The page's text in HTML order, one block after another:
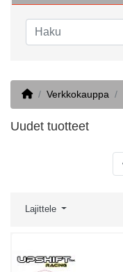
HomeVerkkokauppa
Uudet tuotteet
Lajittele